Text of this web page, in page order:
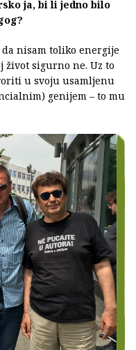
ja, bi li jedno bilo
nisam toliko energije
život sigurno ne. Uz to
u svoju usamljenu
genijem – to mu